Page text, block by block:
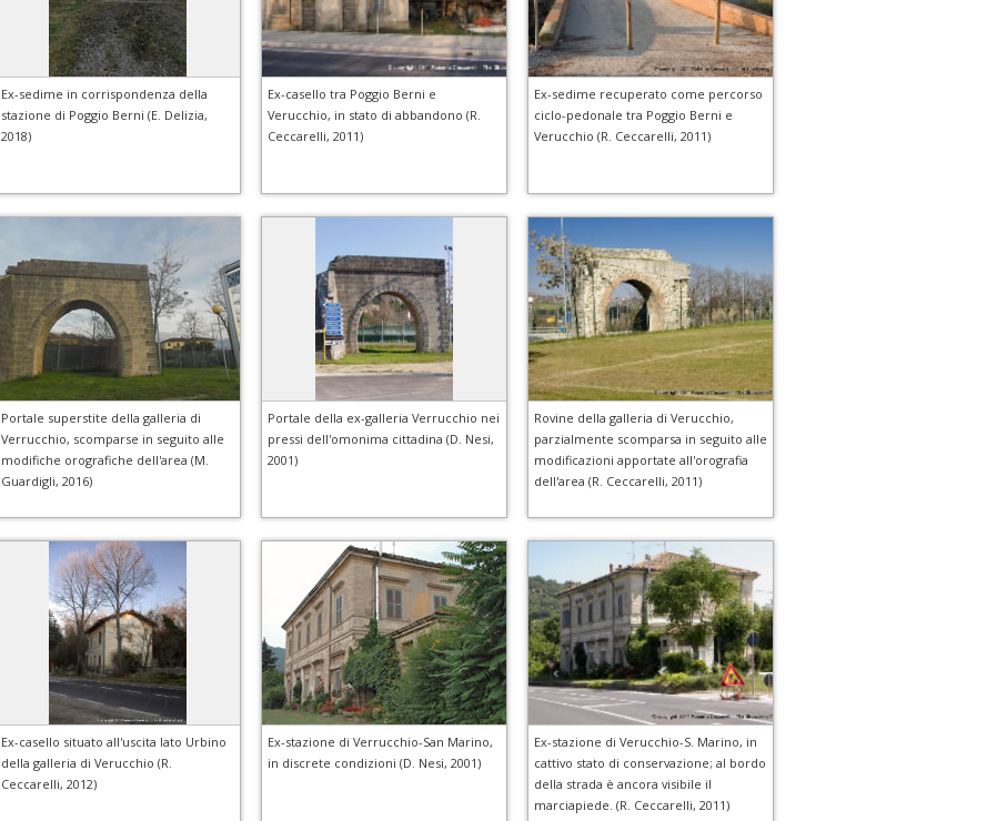
Ex-sedime in corrispondenza della
stazione di Poggio Berni (E. Delizia,
2018)
Ex-casello tra Poggio Berni e
Verucchio, in stato di abbandono (R.
Ceccarelli, 2011)
Ex-sedime recuperato come percorso
ciclo-pedonale tra Poggio Berni e
Verucchio (R. Ceccarelli, 2011)
Portale superstite della galleria di
Verrucchio, scomparse in seguito alle
modifiche orografiche dell'area (M.
Guardigli, 2016)
Portale della ex-galleria Verrucchio nei
pressi dell'omonima cittadina (D. Nesi,
2001)
Rovine della galleria di Verucchio,
parzialmente scomparsa in seguito alle
modificazioni apportate all'orografia
dell'area (R. Ceccarelli, 2011)
Ex-casello situato all'uscita lato Urbino
della galleria di Verucchio (R.
Ceccarelli, 2012)
Ex-stazione di Verrucchio-San Marino,
in discrete condizioni (D. Nesi, 2001)
Ex-stazione di Verucchio-S. Marino, in
cattivo stato di conservazione; al bordo
della strada è ancora visibile il
marciapiede. (R. Ceccarelli, 2011)